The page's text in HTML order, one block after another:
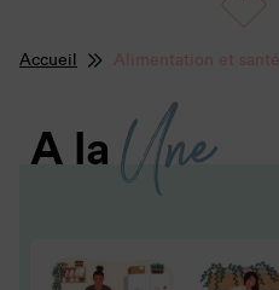
Accueil Alimentation et
A la Une